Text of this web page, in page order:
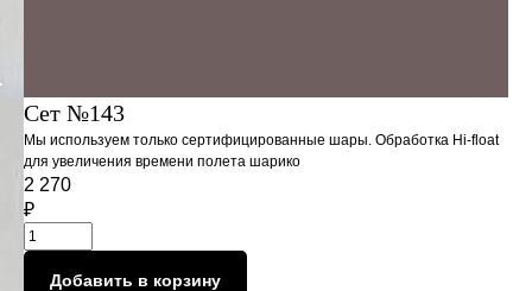
Сет №143
Мы используем только сертифицированные шары. Обработка Hi-float
для увеличения времени полета шарико
2 270
₽
Добавить в корзину